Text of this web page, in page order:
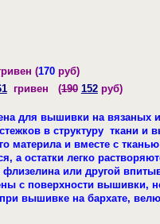
(170руб)
гривен (190 152руб)
для вышивки на вязаных
в структуру ткани и
материла и вместе с
а остатки легко
или другой
с поверхности вышивки,
вышивке на бархате,